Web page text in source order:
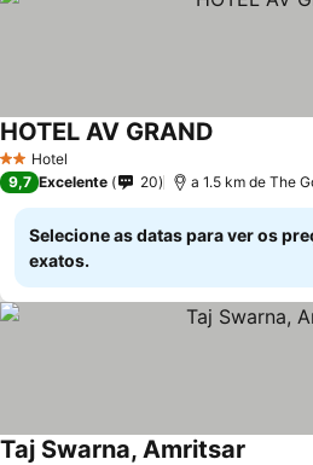
2 Estrelas
Hotel
HOTEL AV GRAND
9,7 Excelente 20 a 1.5 km de The
Selecione as datas para ver os
exatos.
Taj Swarna, Amritsar